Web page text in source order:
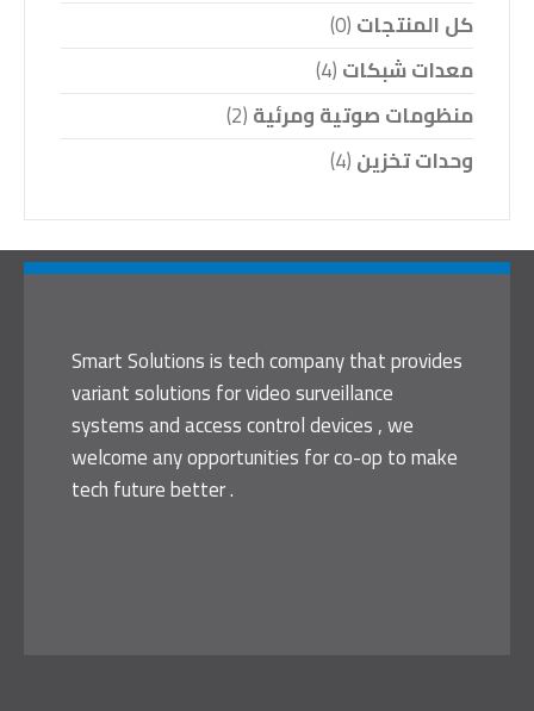
كل المنتجات(0)
معدات شبكات(4)
منظومات صوتية ومرئية(2)
وحدات تخزين(4)
Smart Solutions is tech company that provides
variant solutions for video surveillance
systems and access control devices , we
welcome any opportunities for co-op to make
tech future better .